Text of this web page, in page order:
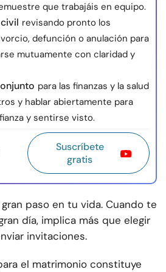
que trabajáis en equipo.
revisando pronto los
defunción o anulación para
mutuamente con claridad y
para las finanzas y la salud
y hablar abiertamente para
y sentirse visto.
Suscríbete
gratis
paso en tu vida. Cuando te
día, implica más que elegir
invitaciones.
el matrimonio constituye